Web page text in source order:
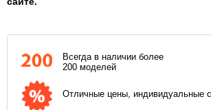
Всегда в наличии более
200 моделей
Отличные цены, индивидуальные